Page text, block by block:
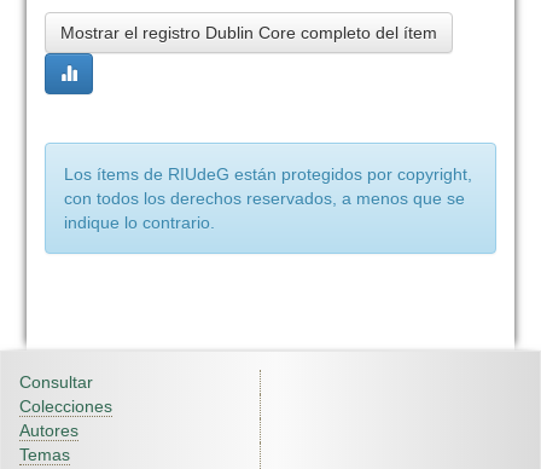
Mostrar el registro Dublin Core completo del ítem
Los ítems de RIUdeG están protegidos por copyright,
con todos los derechos reservados, a menos que se
indique lo contrario.
Consultar
Colecciones
Autores
Temas